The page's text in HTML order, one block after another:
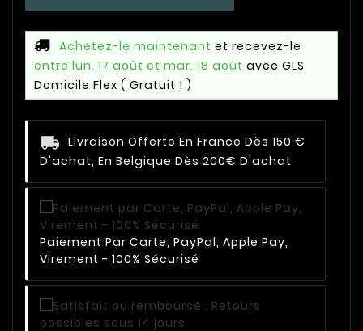
Achetez-le maintenant et recevez-le
entre lun. 17 août et mar. 18 août avec GLS
Domicile Flex ( Gratuit ! )
Livraison Offerte En France Dès 150 €
D'achat, En Belgique Dès 200€ D'achat
Paiement Par Carte, PayPal, Apple Pay,
Virement - 100% Sécurisé